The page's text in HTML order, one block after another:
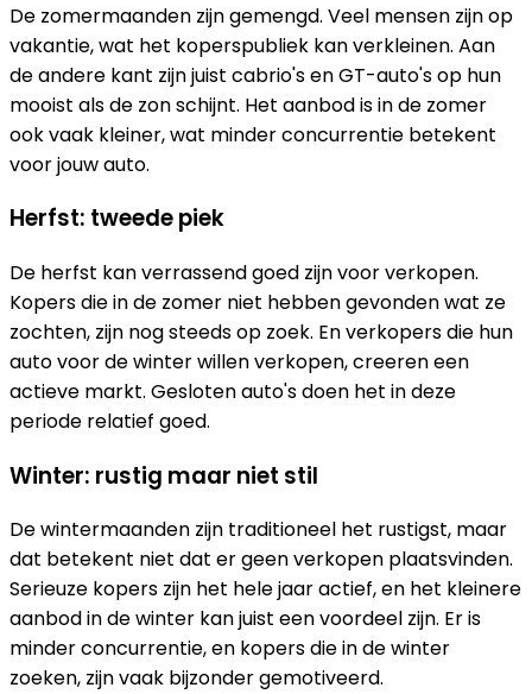
De zomermaanden zijn gemengd. Veel mensen zijn op
vakantie, wat het koperspubliek kan verkleinen. Aan
de andere kant zijn juist cabrio's en GT-auto's op hun
mooist als de zon schijnt. Het aanbod is in de zomer
ook vaak kleiner, wat minder concurrentie betekent
voor jouw auto.
Herfst: tweede piek
De herfst kan verrassend goed zijn voor verkopen.
Kopers die in de zomer niet hebben gevonden wat ze
zochten, zijn nog steeds op zoek. En verkopers die hun
auto voor de winter willen verkopen, creeren een
actieve markt. Gesloten auto's doen het in deze
periode relatief goed.
Winter: rustig maar niet stil
De wintermaanden zijn traditioneel het rustigst, maar
dat betekent niet dat er geen verkopen plaatsvinden.
Serieuze kopers zijn het hele jaar actief, en het kleinere
aanbod in de winter kan juist een voordeel zijn. Er is
minder concurrentie, en kopers die in de winter
zoeken, zijn vaak bijzonder gemotiveerd.